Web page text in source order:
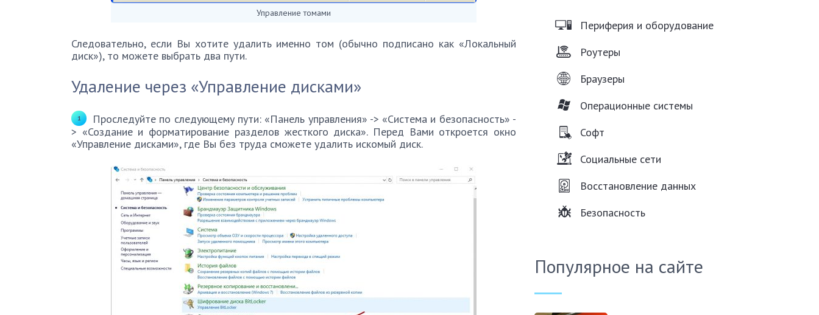
Управление томами
Следовательно, если Вы хотите удалить именно том (обычно подписано как «Локальный
диск»), то можете выбрать два пути.
Удаление через «Управление дисками»
Проследуйте по следующему пути: «Панель управления» -> «Система и безопасность» -
> «Создание и форматирование разделов жесткого диска». Перед Вами откроется окно
«Управление дисками», где Вы без труда сможете удалить искомый диск.
Периферия и оборудование
Роутеры
Браузеры
Операционные системы
Софт
Социальные сети
Восстановление данных
Безопасность
Популярное на сайте